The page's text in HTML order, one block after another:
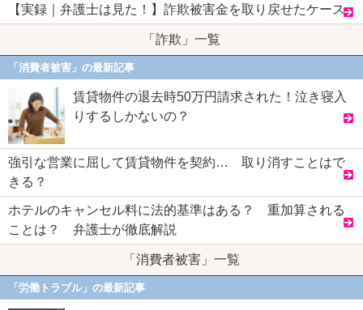
【実録｜弁護士は見た！】詐欺被害金を取り戻せたケース
「詐欺」一覧
「消費者被害」の最新記事
賃貸物件の退去時50万円請求された！泣き寝入
りするしかないの？
強引な営業に屈して賃貸物件を契約… 取り消すことはで
きる？
ホテルのキャンセル料に法的基準はある？ 重加算される
ことは？ 弁護士が徹底解説
「消費者被害」一覧
「労働トラブル」の最新記事